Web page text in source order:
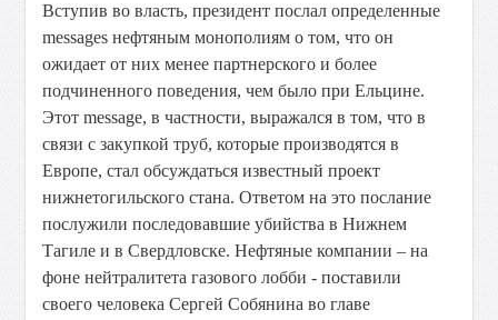
Вступив во власть, президент послал определенные
messages нефтяным монополиям о том, что он
ожидает от них менее партнерского и более
подчиненного поведения, чем было при Ельцине.
Этот message, в частности, выражался в том, что в
cвязи с закупкой труб, которые производятся в
Европе, стал обсуждаться известный проект
нижнетогильского стана. Ответом на это послание
послужили последовавшие убийства в Нижнем
Тагиле и в Свердловске. Нефтяные компании – на
фоне нейтралитета газового лобби - поставили
своего человека Сергей Собянина во главе